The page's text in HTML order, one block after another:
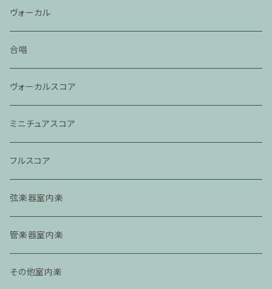
ヴォーカル
合唱
ヴォーカルスコア
ミニチュアスコア
フルスコア
弦楽器室内楽
管楽器室内楽
その他室内楽